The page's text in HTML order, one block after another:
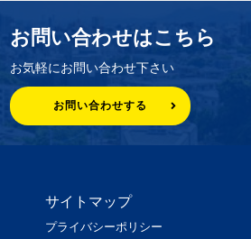
お問い合わせはこちら
お気軽にお問い合わせ下さい
お問い合わせする
サイトマップ
プライバシーポリシー